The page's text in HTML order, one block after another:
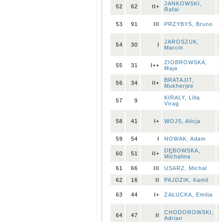
52 62 II+
JANKOWSKI,
Rafal
53 91 III PRZYBYŚ, Bruno
54 30 I
JAROSZUK,
Marcin
55 31 I++
ZIOBROWSKA,
Maja
56 34 II+
BRATAJIT,
Mukherjee
57 9
KIRALY, Lilla
Virag
58 41 I+ WOJS, Alicja
59 54 I NOWAK, Adam
60 51 II+
DĘBOWSKA,
Michalina
61 66 III USARZ, Michał
62
16 II PAJDZIK, Kamil
63 44 I+ ZAŁUCKA, Emilia
64 47 II
CHODOROWSKI,
Adrian